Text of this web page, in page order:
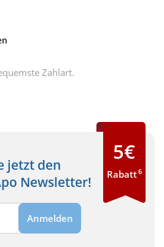
Zahlart.
jetzt den
Newsletter!
Anmelden
5€
Rabatt6